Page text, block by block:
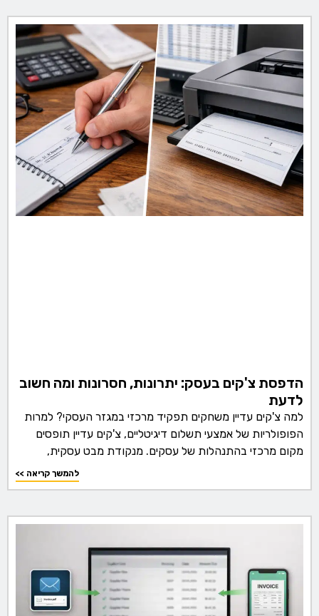
הדפסת צ'קים בעסק: יתרונות, חסרונות ומה חשוב
לדעת
למה צ'קים עדיין משחקים תפקיד מרכזי במגזר העסקי? למרות
הפופולריות של אמצעי תשלום דיגיטליים, צ'קים עדיין תופסים
מקום מרכזי בהתנהלות של עסקים. מנקודת מבט עסקית,
<< להמשך קריאה